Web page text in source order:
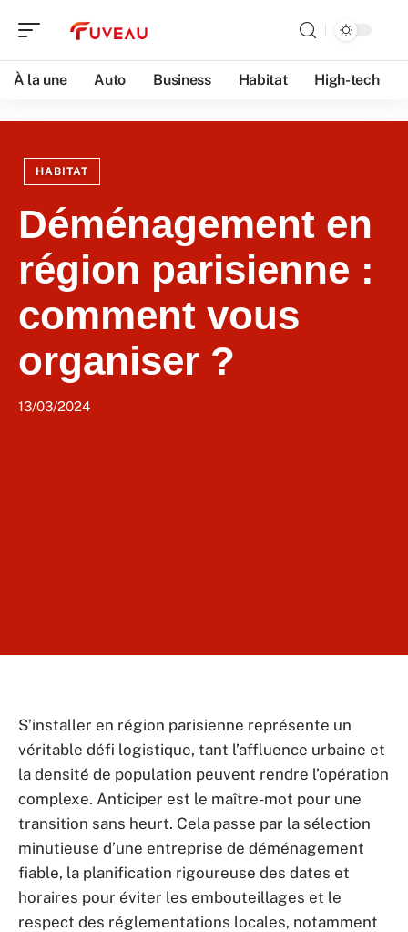
À la une Auto Business Habitat High-tech
HABITAT
Déménagement en
région parisienne :
comment vous
organiser ?
13/03/2024
S’installer en région parisienne représente un
véritable défi logistique, tant l’affluence urbaine et
la densité de population peuvent rendre l’opération
complexe. Anticiper est le maître-mot pour une
transition sans heurt. Cela passe par la sélection
minutieuse d’une entreprise de déménagement
fiable, la planification rigoureuse des dates et
horaires pour éviter les embouteillages et le
respect des réglementations locales, notamment